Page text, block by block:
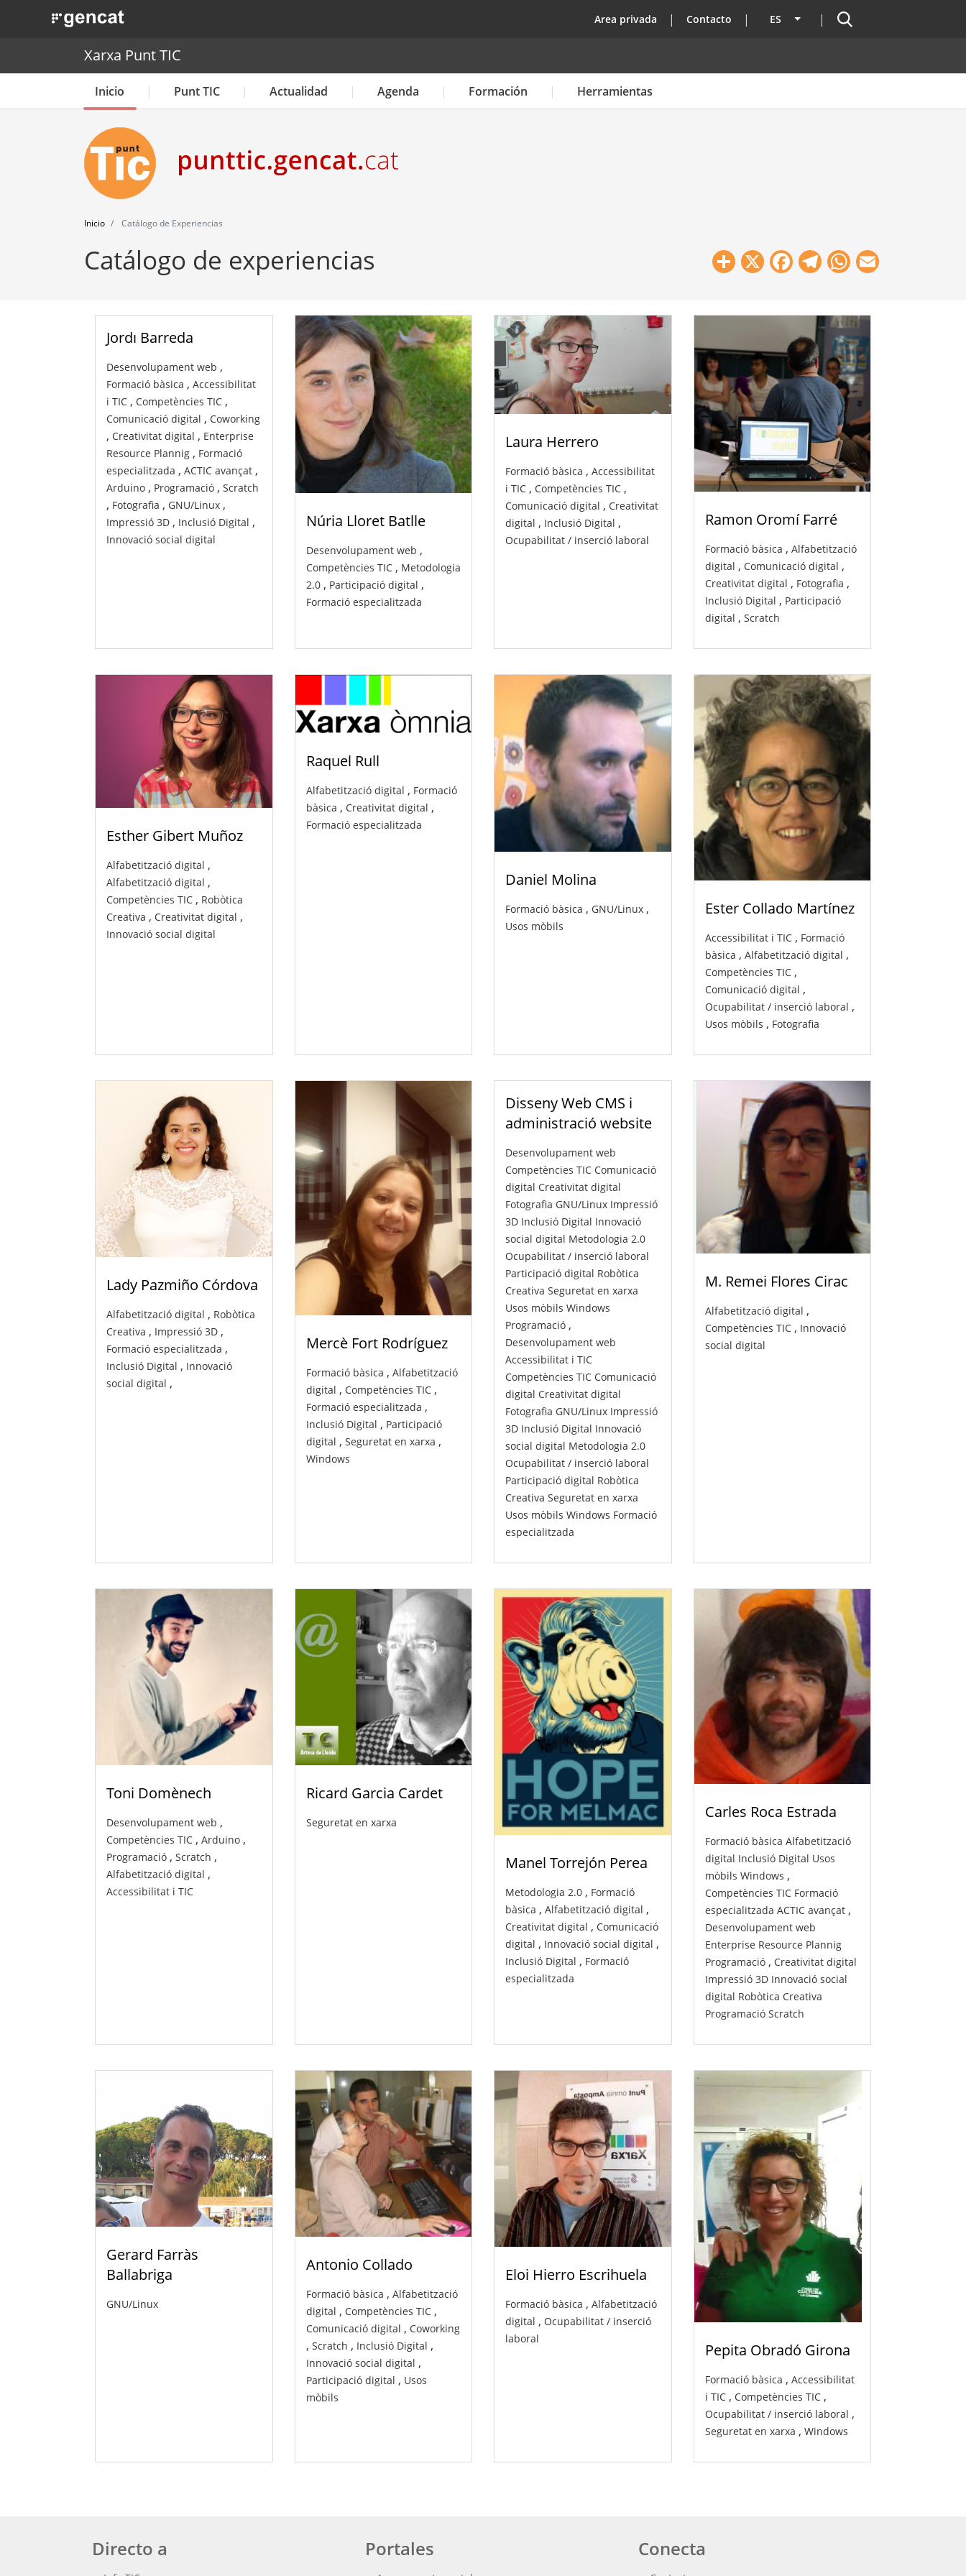
. Obre en una nova finestra. top
Area privada Contacto ES Lista adicional de acciones
Buscador
Xarxa Punt TIC
Inicio Punt TIC Actualidad Agenda Formación Herramientas
Inicio Catálogo de Experiencias
Catálogo de experiencias Share
X Facebook
Telegram
WhatsApp
Jordı Вarreda
Desenvolupament web ,
Formació bàsica , Accessibilitat
i TIC , Competències TIC ,
Comunicació digital , Coworking
, Creativitat digital , Enterprise
Resource Plannig , Formació
especialitzada , ACTIC avançat ,
Arduino , Programació , Scratch
, Fotografia , GNU/Linux ,
Impressió 3D , Inclusió Digital ,
Innovació social digital
Núria Lloret Batlle
Desenvolupament web ,
Competències TIC , Metodologia
2.0 , Participació digital ,
Formació especialitzada
Laura Herrero
Formació bàsica , Accessibilitat
i TIC , Competències TIC ,
Comunicació digital , Creativitat
digital , Inclusió Digital ,
Ocupabilitat / inserció laboral
Ramon Oromí Farré
Formació bàsica , Alfabetització
digital , Comunicació digital ,
Creativitat digital , Fotografia ,
Inclusió Digital , Participació
digital , Scratch
Esther Gibert Muñoz
Alfabetització digital ,
Alfabetització digital ,
Competències TIC , Robòtica
Creativa , Creativitat digital ,
Innovació social digital
Raquel Rull
Alfabetització digital , Formació
bàsica , Creativitat digital ,
Formació especialitzada
Daniel Molina
Formació bàsica , GNU/Linux ,
Usos mòbils
Ester Collado Martínez
Accessibilitat i TIC , Formació
bàsica , Alfabetització digital ,
Competències TIC ,
Comunicació digital ,
Ocupabilitat / inserció laboral ,
Usos mòbils , Fotografia
Lady Pazmiño Córdova
Alfabetització digital , Robòtica
Creativa , Impressió 3D ,
Formació especialitzada ,
Inclusió Digital , Innovació
social digital ,
Mercè Fort Rodríguez
Formació bàsica , Alfabetització
digital , Competències TIC ,
Formació especialitzada ,
Inclusió Digital , Participació
digital , Seguretat en xarxa ,
Windows
Disseny Web CMS i
administració website
Desenvolupament web
Competències TIC Comunicació
digital Creativitat digital
Fotografia GNU/Linux Impressió
3D Inclusió Digital Innovació
social digital Metodologia 2.0
Ocupabilitat / inserció laboral
Participació digital Robòtica
Creativa Seguretat en xarxa
Usos mòbils Windows
Programació ,
Desenvolupament web
Accessibilitat i TIC
Competències TIC Comunicació
digital Creativitat digital
Fotografia GNU/Linux Impressió
3D Inclusió Digital Innovació
social digital Metodologia 2.0
Ocupabilitat / inserció laboral
Participació digital Robòtica
Creativa Seguretat en xarxa
Usos mòbils Windows Formació
especialitzada
M. Remei Flores Cirac
Alfabetització digital ,
Competències TIC , Innovació
social digital
Toni Domènech
Desenvolupament web ,
Competències TIC , Arduino ,
Programació , Scratch ,
Alfabetització digital ,
Accessibilitat i TIC
Ricard Garcia Cardet
Seguretat en xarxa
Manel Torrejón Perea
Metodologia 2.0 , Formació
bàsica , Alfabetització digital ,
Creativitat digital , Comunicació
digital , Innovació social digital ,
Inclusió Digital , Formació
especialitzada
Carles Roca Estrada
Formació bàsica Alfabetització
digital Inclusió Digital Usos
mòbils Windows ,
Competències TIC Formació
especialitzada ACTIC avançat ,
Desenvolupament web
Enterprise Resource Plannig
Programació , Creativitat digital
Impressió 3D Innovació social
digital Robòtica Creativa
Programació Scratch
Gerard Farràs
Ballabriga
GNU/Linux
Antonio Collado
Formació bàsica , Alfabetització
digital , Competències TIC ,
Comunicació digital , Coworking
, Scratch , Inclusió Digital ,
Innovació social digital ,
Participació digital , Usos
mòbils
Eloi Hierro Escrihuela
Formació bàsica , Alfabetització
digital , Ocupabilitat / inserció
laboral
Pepita Obradó Girona
Formació bàsica , Accessibilitat
i TIC , Competències TIC ,
Ocupabilitat / inserció laboral ,
Seguretat en xarxa , Windows
Directo a Portales Conecta